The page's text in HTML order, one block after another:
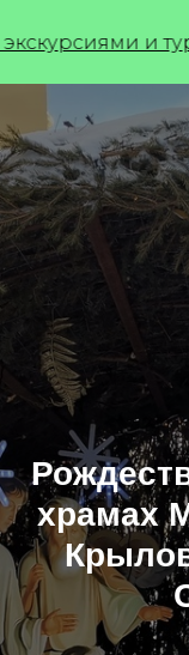
и турами в
храмах